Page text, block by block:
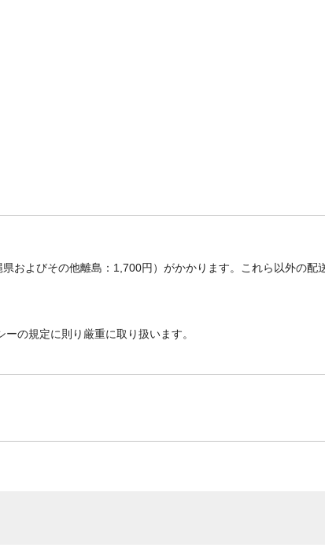
およびその他離島：1,700円）がかかります。これら以外の配
の規定に則り厳重に取り扱います。